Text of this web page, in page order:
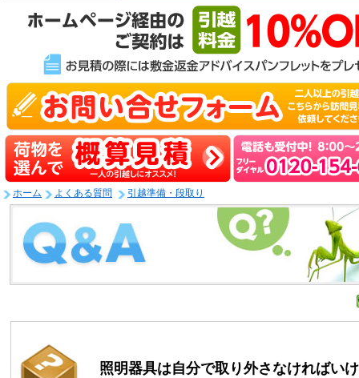
ホーム よくある質問 引越準備・段取り
照明器具は自分で取り外さなければい